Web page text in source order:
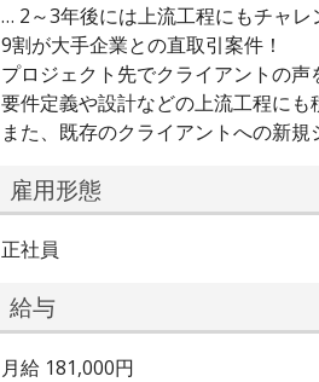
… 2～3年後には上流工程にもチャレ
9割が大手企業との直取引案件！
プロジェクト先でクライアントの声
要件定義や設計などの上流工程にも
また、既存のクライアントへの新規
雇用形態
正社員
給与
月給 181,000円